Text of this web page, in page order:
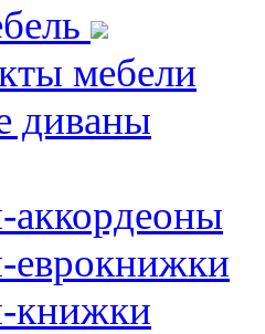
мебели
диваны
книжки